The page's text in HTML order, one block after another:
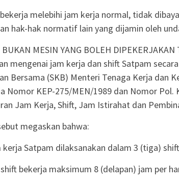
melebihi jam kerja normal, tidak
hak-hak normatif lain yang dijamin oleh
MESIN YANG BOLEH DIPEKERJAKAN
mengenai jam kerja dan shift Satpam
Bersama (SKB) Menteri Tenaga Kerja dan
Nomor KEP-275/MEN/1989 dan Nomor Pol.
Jam Kerja, Shift, Jam Istirahat dan
megaskan bahwa:
kerja Satpam dilaksanakan dalam 3 (tiga)
bekerja maksimum 8 (delapan) jam per